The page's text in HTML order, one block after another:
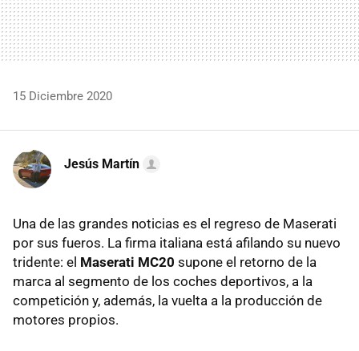
15 Diciembre 2020
Jesús Martín
Una de las grandes noticias es el regreso de Maserati
por sus fueros. La firma italiana está afilando su nuevo
tridente: el Maserati MC20 supone el retorno de la
marca al segmento de los coches deportivos, a la
competición y, además, la vuelta a la producción de
motores propios.